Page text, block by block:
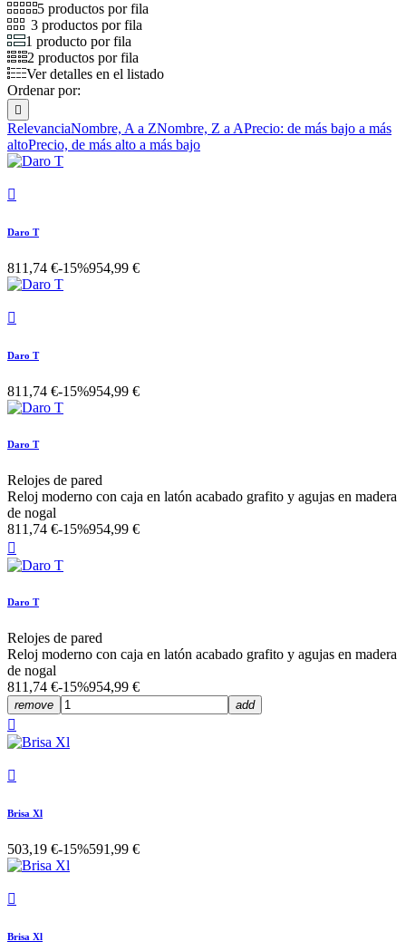
5 productos por fila
3 productos por fila
1 producto por fila
2 productos por fila
Ver detalles en el listado
Ordenar por:

RelevanciaNombre, A a ZNombre, Z a APrecio: de más bajo a más
altoPrecio, de más alto a más bajo

Daro T
811,74 €-15%954,99 €

Daro T
811,74 €-15%954,99 €
Daro T
Relojes de pared
Reloj moderno con caja en latón acabado grafito y agujas en madera
de nogal
811,74 €-15%954,99 €

Daro T
Relojes de pared
Reloj moderno con caja en latón acabado grafito y agujas en madera
de nogal
811,74 €-15%954,99 €
remove add


Brisa Xl
503,19 €-15%591,99 €

Brisa Xl